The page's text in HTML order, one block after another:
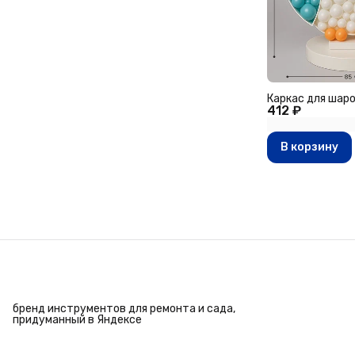
412 ₽
Каркас для
В корзину
бренд инструментов для ремонта и сада,
придуманный в Яндексе